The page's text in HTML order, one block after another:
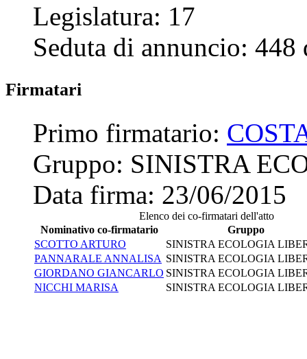
Legislatura: 17
Seduta di annuncio: 448
Firmatari
Primo firmatario:
Gruppo: SINISTRA
Data firma: 23/06/2015
Elenco dei co-firmatari dell'atto
Nominativo co-firmatario
Gruppo
SCOTTO ARTURO
SINISTRA ECOLOGIA
PANNARALE ANNALISA SINISTRA ECOLOGIA
GIORDANO GIANCARLO SINISTRA ECOLOGIA
NICCHI MARISA
SINISTRA ECOLOGIA